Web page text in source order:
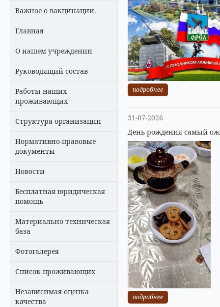
Важное о вакцинации.
Главная
О нашем учреждении
Руководящий состав
Работы наших
проживающих
Структура организации
Нормативно-правовые
документы
Новости
Бесплатная юридическая
помощь
Материально техническая
база
Фотогалерея
Список проживающих
Независимая оценка
качества
подробнее
31-07-2026
День рождения самый
подробнее